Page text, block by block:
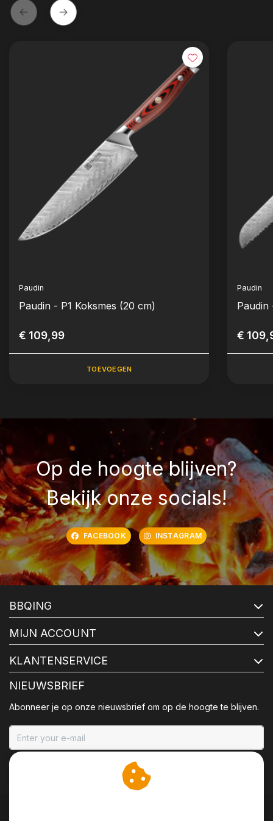
Paudin
Paudin - P1 Koksmes (20 cm)
€ 109,99
TOEVOEGEN
Paudin
Paudin
€
Op de hoogte blijven?
Bekijk onze socials!
FACEBOOK INSTAGRAM
BBQING
MIJN ACCOUNT
KLANTENSERVICE
NIEUWSBRIEF
Abonneer je op onze nieuwsbrief om op de hoogte te blijven.